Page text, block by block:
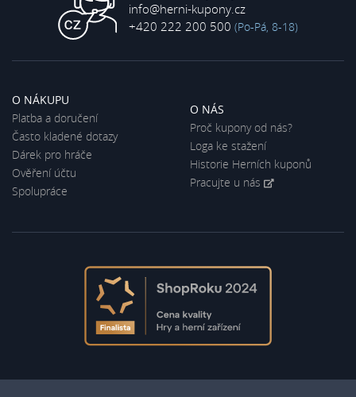
info@herni-kupony.cz
+420 222 200 500 (Po-Pá, 8-18)
O NÁKUPU
Platba a doručení
Často kladené dotazy
Dárek pro hráče
Ověření účtu
Spolupráce
O NÁS
Proč kupony od nás?
Loga ke stažení
Historie Herních kuponů
Pracujte u nás